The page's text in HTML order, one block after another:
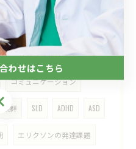
愛情 希死念慮
モートカウンセリング 愛
コミュニケーション
候群 SLD ADHD ASD
エリクソンの発達課題
わせはこちら
わせはこちら